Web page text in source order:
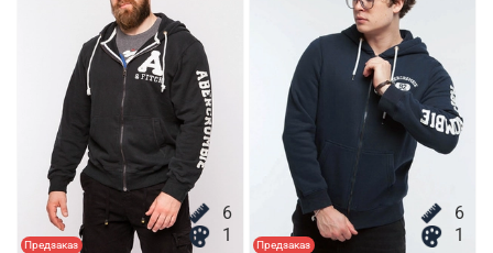
Предзаказ
6
1
Предзаказ
6
1